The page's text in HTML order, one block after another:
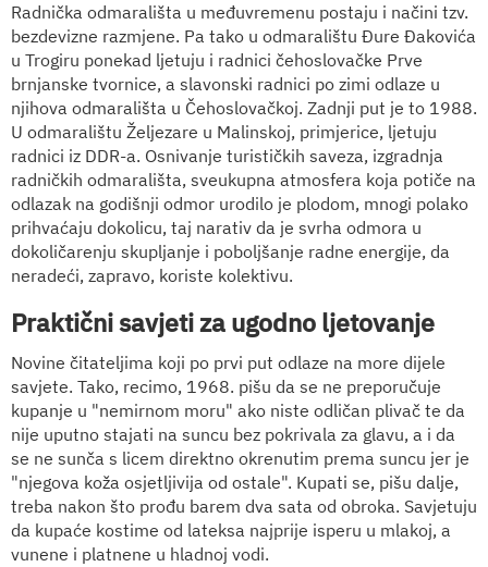
Radnička odmarališta u međuvremenu postaju i načini tzv.
bezdevizne razmjene. Pa tako u odmaralištu Đure Đakovića
u Trogiru ponekad ljetuju i radnici čehoslovačke Prve
brnjanske tvornice, a slavonski radnici po zimi odlaze u
njihova odmarališta u Čehoslovačkoj. Zadnji put je to 1988.
U odmaralištu Željezare u Malinskoj, primjerice, ljetuju
radnici iz DDR-a. Osnivanje turističkih saveza, izgradnja
radničkih odmarališta, sveukupna atmosfera koja potiče na
odlazak na godišnji odmor urodilo je plodom, mnogi polako
prihvaćaju dokolicu, taj narativ da je svrha odmora u
dokoličarenju skupljanje i poboljšanje radne energije, da
neradeći, zapravo, koriste kolektivu.
Praktični savjeti za ugodno ljetovanje
Novine čitateljima koji po prvi put odlaze na more dijele
savjete. Tako, recimo, 1968. pišu da se ne preporučuje
kupanje u "nemirnom moru" ako niste odličan plivač te da
nije uputno stajati na suncu bez pokrivala za glavu, a i da
se ne sunča s licem direktno okrenutim prema suncu jer je
"njegova koža osjetljivija od ostale". Kupati se, pišu dalje,
treba nakon što prođu barem dva sata od obroka. Savjetuju
da kupaće kostime od lateksa najprije isperu u mlakoj, a
vunene i platnene u hladnoj vodi.